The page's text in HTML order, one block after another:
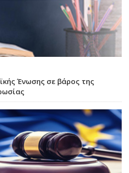
Ένωσης σε βάρος της